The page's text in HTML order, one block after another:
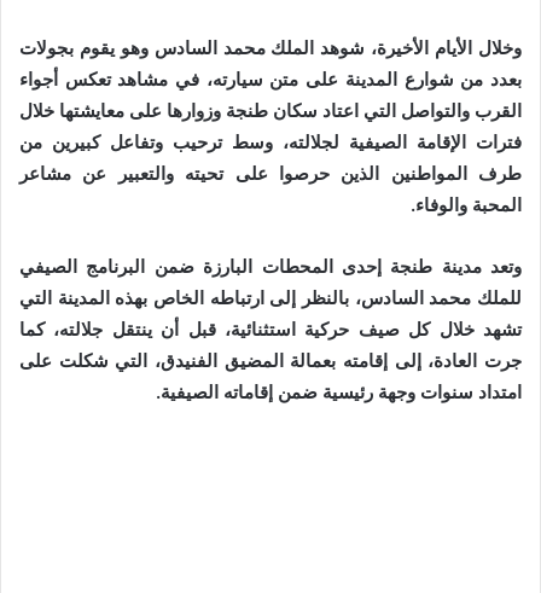
وخلال الأيام الأخيرة، شوهد الملك محمد السادس وهو يقوم بجولات
بعدد من شوارع المدينة على متن سيارته، في مشاهد تعكس أجواء
القرب والتواصل التي اعتاد سكان طنجة وزوارها على معايشتها خلال
فترات الإقامة الصيفية لجلالته، وسط ترحيب وتفاعل كبيرين من
طرف المواطنين الذين حرصوا على تحيته والتعبير عن مشاعر
المحبة والوفاء.
وتعد مدينة طنجة إحدى المحطات البارزة ضمن البرنامج الصيفي
للملك محمد السادس، بالنظر إلى ارتباطه الخاص بهذه المدينة التي
تشهد خلال كل صيف حركية استثنائية، قبل أن ينتقل جلالته، كما
جرت العادة، إلى إقامته بعمالة المضيق الفنيدق، التي شكلت على
امتداد سنوات وجهة رئيسية ضمن إقاماته الصيفية.